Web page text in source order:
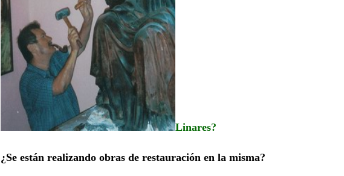
Linares?
¿Se están realizando obras de restauración en la misma?